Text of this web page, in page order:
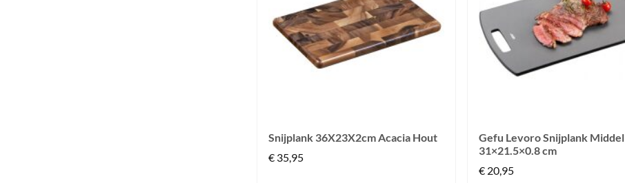
Snijplank 36X23X2cm Acacia Hout
€ 35,95
Gefu Levoro Snijplank Middel
31×21.5×0.8 cm
€ 20,95